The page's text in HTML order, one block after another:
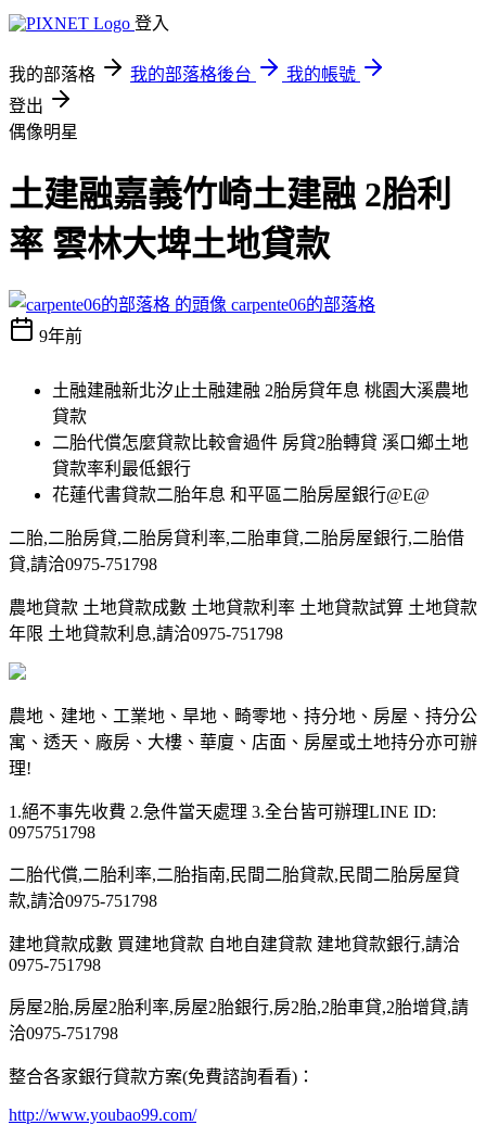
登入
我的部落格 我的部落格後台
我的帳號
登出
偶像明星
土建融嘉義竹崎土建融 2胎利
率 雲林大埤土地貸款
carpente06的部落格
9年前
土融建融新北汐止土融建融 2胎房貸年息 桃園大溪農地
貸款
二胎代償怎麼貸款比較會過件 房貸2胎轉貸 溪口鄉土地
貸款率利最低銀行
花蓮代書貸款二胎年息 和平區二胎房屋銀行@E@
二胎,二胎房貸,二胎房貸利率,二胎車貸,二胎房屋銀行,二胎借
貸,請洽0975-751798
農地貸款 土地貸款成數 土地貸款利率 土地貸款試算 土地貸款
年限 土地貸款利息,請洽0975-751798
農地、建地、工業地、旱地、畸零地、持分地、房屋、持分公
寓、透天、廠房、大樓、華廈、店面、房屋或土地持分亦可辦
理!
1.絕不事先收費 2.急件當天處理 3.全台皆可辦理LINE ID:
0975751798
二胎代償,二胎利率,二胎指南,民間二胎貸款,民間二胎房屋貸
款,請洽0975-751798
建地貸款成數 買建地貸款 自地自建貸款 建地貸款銀行,請洽
0975-751798
房屋2胎,房屋2胎利率,房屋2胎銀行,房2胎,2胎車貸,2胎增貸,請
洽0975-751798
整合各家銀行貸款方案(免費諮詢看看)：
http://www.youbao99.com/